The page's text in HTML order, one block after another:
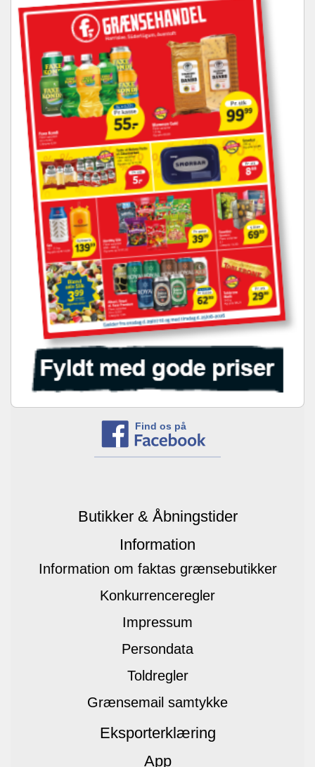
Find os på
Butikker & Åbningstider
Information
Information om faktas grænsebutikker
Konkurrenceregler
Impressum
Persondata
Toldregler
Grænsemail samtykke
Eksporterklæring
App